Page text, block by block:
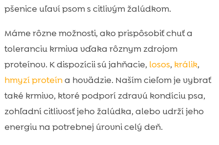
pšenice uľaví psom s citlivým žalúdkom.
Máme rôzne možnosti, ako prispôsobiť chuť a
toleranciu krmiva vďaka rôznym zdrojom
proteínov. K dispozícii sú jahňacie, losos, králik,
hmyzí proteína hovädzie. Naším cieľom je vybrať
také krmivo, ktoré podporí zdravú kondíciu psa,
zohľadní citlivosť jeho žalúdka, alebo udrží jeho
energiu na potrebnej úrovni celý deň.